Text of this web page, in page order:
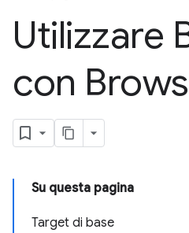
Utilizzare
con
Su questa pagina
Target di base